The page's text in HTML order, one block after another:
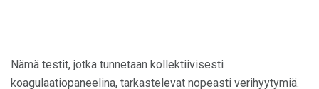
Nämä testit, jotka tunnetaan kollektiivisesti
koagulaatiopaneelina, tarkastelevat nopeasti verihyytymiä.